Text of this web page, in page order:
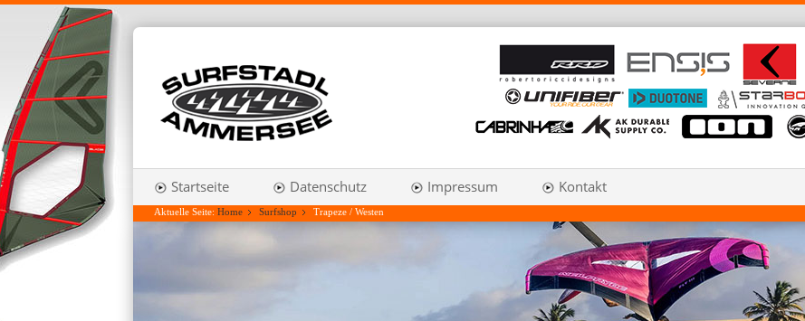
Startseite Datenschutz Impressum Kontakt
Aktuelle Seite: Home Surfshop Trapeze / Westen